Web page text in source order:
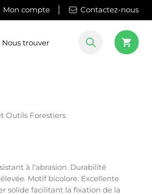
Mon compte Contactez-nous
Nous trouver
Outils Forestiers
à l’abrasion. Durabilité
Motif bicolore. Excellente
solide facilitant la fixation de la